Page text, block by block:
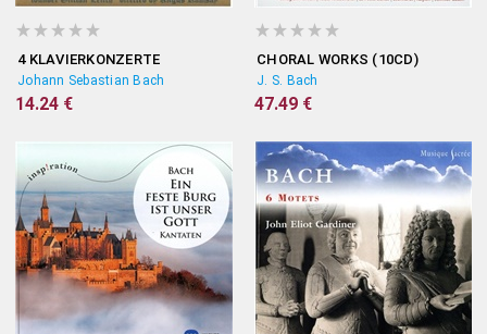
4 KLAVIERKONZERTE
Johann Sebastian Bach
14.24 €
CHORAL WORKS (10CD)
J. S. Bach
47.49 €